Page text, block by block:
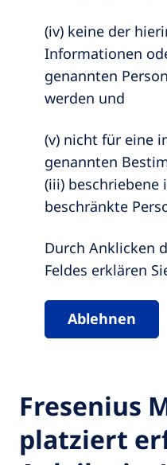
(iv) keine der
Informationen
genannten
werden und
(v) nicht für eine
genannten
(iii) beschriebene
beschränkte
Durch Anklicken
Feldes erklären
Ablehnen
Fresenius
platziert